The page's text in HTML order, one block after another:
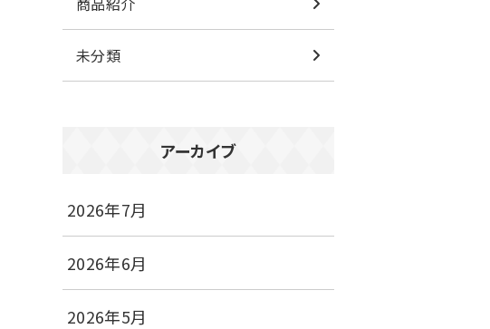
未分類
アーカイブ
2026年7月
2026年6月
2026年5月